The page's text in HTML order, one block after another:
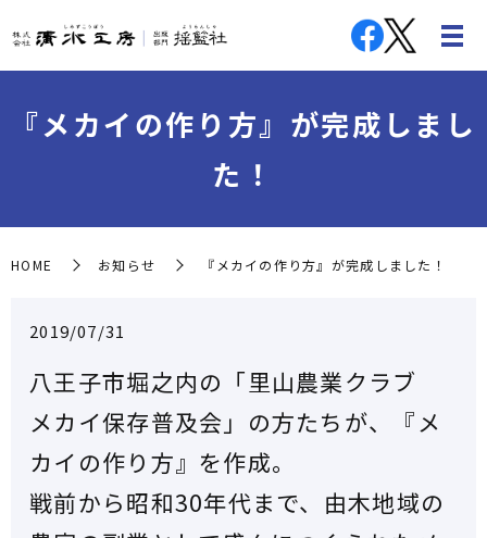
『メカイの作り方』が完成しまし
た！
HOME お知らせ 『メカイの作り方』が完成しました！
2019/07/31
八王子市堀之内の「里山農業クラブ
メカイ保存普及会」の方たちが、
『メ
カイの作り方』を作成。
戦前から昭和30年代まで、由木地域の